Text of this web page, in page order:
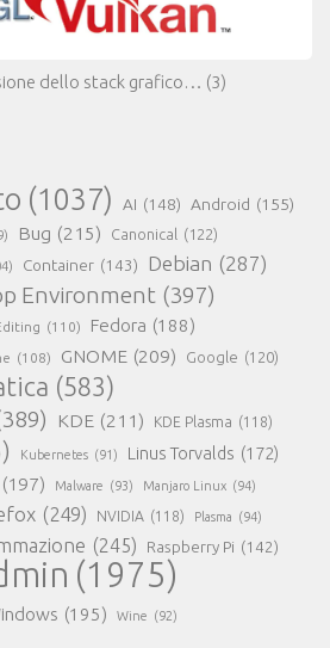
dello stack grafico… (3)
(1037) AI (148) Android (155)
Bug (215) Canonical (122)
Container (143) Debian (287)
Environment (397)
(110) Fedora (188)
(108) GNOME (209) Google (120)
(583)
KDE (211) KDE Plasma (118)
Kubernetes (91) Linus Torvalds (172)
(197) Malware (93) Manjaro Linux (94)
(249) NVIDIA (118) Plasma (94)
(245) Raspberry Pi (142)
(1975)
(195) Wine (92)